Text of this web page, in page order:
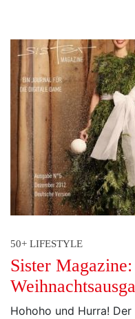
50+ LIFESTYLE
Sister
Hohoho und Hurra!